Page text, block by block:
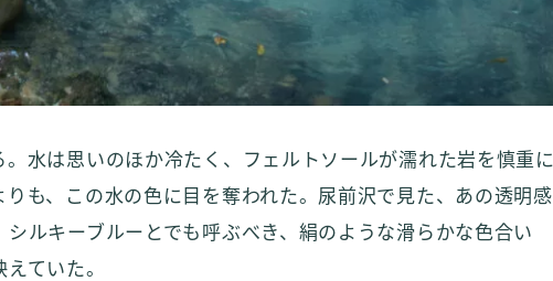
。水は思いのほか冷たく、フェルトソールが濡れた岩を慎重に
も、この水の色に目を奪われた。尿前沢で見た、あの透明感
ルキーブルーとでも呼ぶべき、絹のような滑らかな色合い
ていた。